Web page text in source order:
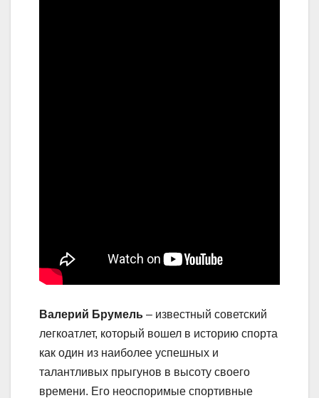
Валерий Брумель – известный советский
легкоатлет, который вошел в историю спорта
как один из наиболее успешных и
талантливых прыгунов в высоту своего
времени. Его неоспоримые спортивные